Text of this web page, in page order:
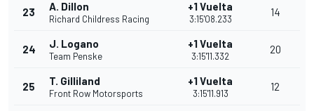
23 A. Dillon
Richard Childress Racing
+1 Vuelta
3:15'08.233
14
24 J. Logano
Team Penske
+1 Vuelta
3:15'11.332
20
25 T. Gilliland
Front Row Motorsports
+1 Vuelta
3:15'11.913
12